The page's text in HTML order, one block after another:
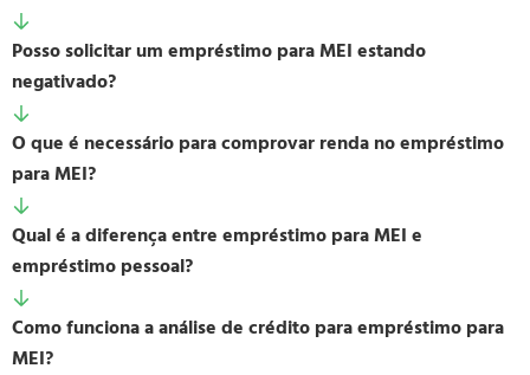
Posso solicitar um empréstimo para MEI estando
negativado?
O que é necessário para comprovar renda no empréstimo
para MEI?
Qual é a diferença entre empréstimo para MEI e
empréstimo pessoal?
Como funciona a análise de crédito para empréstimo para
MEI?